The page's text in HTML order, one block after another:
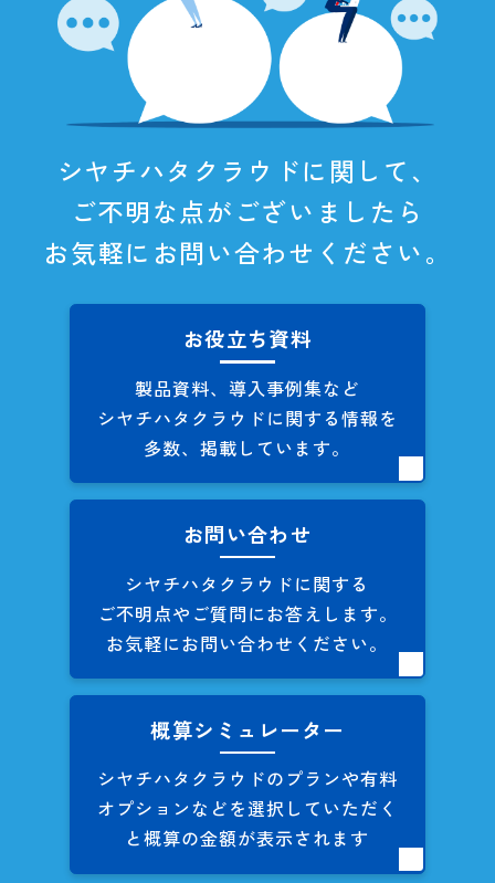
シヤチハタクラウドに関して、
ご不明な点がございましたら
お気軽にお問い合わせください。
お役立ち資料
製品資料、導入事例集など
シヤチハタクラウドに関する情報を
多数、掲載しています。
お問い合わせ
シヤチハタクラウドに関する
ご不明点やご質問にお答えします。
お気軽にお問い合わせください。
概算シミュレーター
シヤチハタクラウドのプランや有料
オプションなどを選択していただく
と概算の金額が表示されます